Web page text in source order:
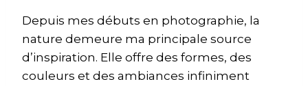
Depuis mes débuts en photographie, la
nature demeure ma principale source
d’inspiration. Elle offre des formes, des
couleurs et des ambiances infiniment